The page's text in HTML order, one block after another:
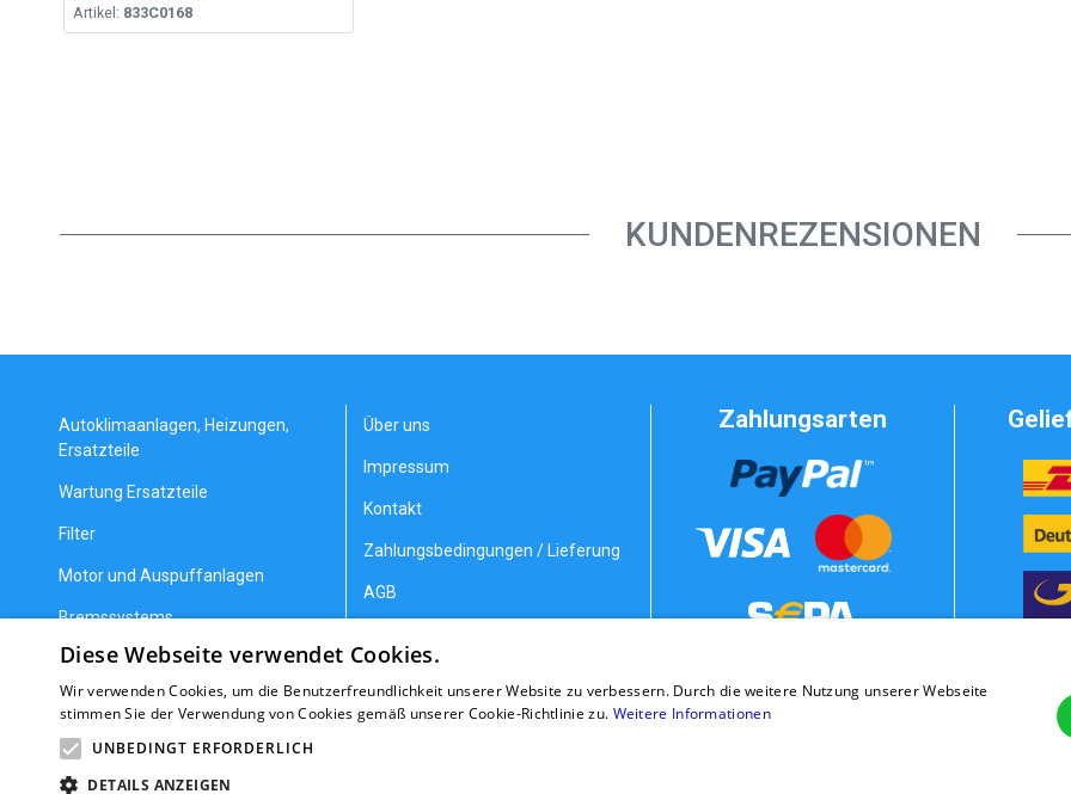
Artikel: 833C0168
KUNDENREZENSIONEN
Autoklimaanlagen, Heizungen,
Ersatzteile
Wartung Ersatzteile
Filter
Motor und Auspuffanlagen
Bremssystems
Lenkung und Aufhängung
Getriebeteile
Heizung und Kühlung
Über uns
Impressum
Kontakt
Zahlungsbedingungen / Lieferung
AGB
Erstattung/Gewährleistung
Zahlungsarten
Diese Webseite verwendet Cookies.
Wir verwenden Cookies, um die Benutzerfreundlichkeit unserer Website zu verbessern. Durch die weitere Nutzung unserer Webseite
stimmen Sie der Verwendung von Cookies gemäß unserer Cookie-Richtlinie zu. Weitere Informationen
UNBEDINGT ERFORDERLICH
DETAILS ANZEIGEN